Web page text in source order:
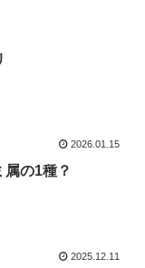
2026.01.15
属の1種？
2025.12.11